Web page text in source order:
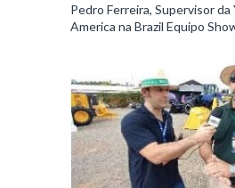
Pedro Ferreira, Supervisor
America na Brazil Equipo